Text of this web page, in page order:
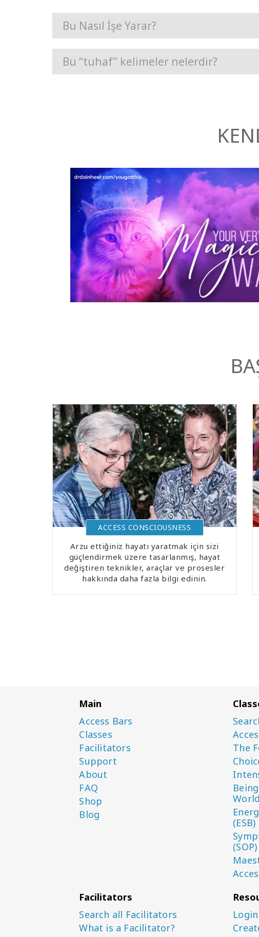
Bu Nasıl İşe Yarar?
Bu “tuhaf” kelimeler nelerdir?
ACCESS CONSCIOUSNESS
Arzu ettiğiniz hayatı yaratmak için sizi
güçlendirmek üzere tasarlanmış, hayat
değiştiren teknikler, araçlar ve prosesler
hakkında daha fazla bilgi edinin.
Main
Access Bars
Classes
Facilitators
Support
About
FAQ
Shop
Blog
The
(ESB)
(SOP)
Facilitators
Search all Facilitators
What is a Facilitator?
Login